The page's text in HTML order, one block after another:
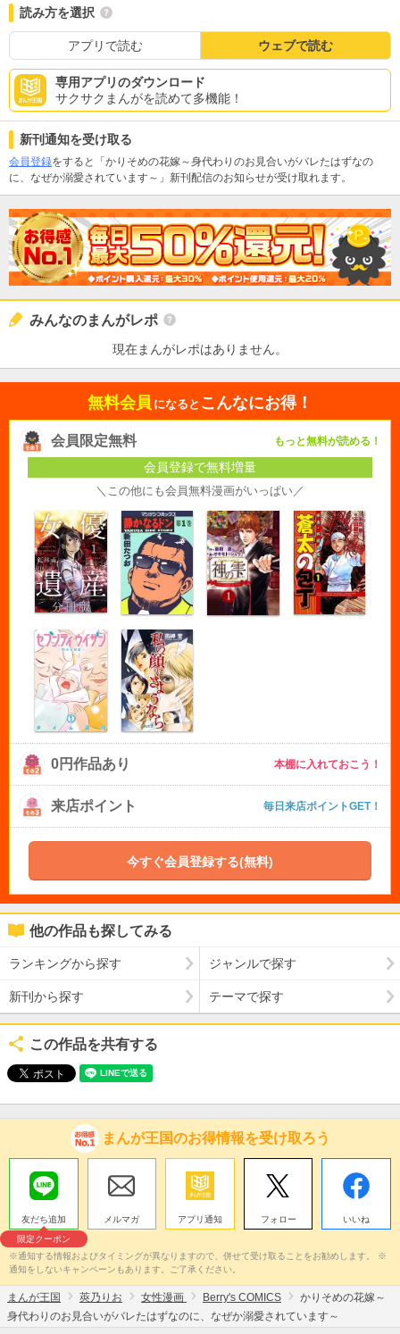
読み方を選択
アプリで読む ウェブで読む
専用アプリのダウンロード
サクサクまんがを読めて多機能！
新刊通知を受け取る
会員登録をすると「かりそめの花嫁～身代わりのお見合いがバレたはずなの
に、なぜか溺愛されています～」新刊配信のお知らせが受け取れます。
みんなのまんがレポ
現在まんがレポはありません。
無料会員 になると こんなにお得！
会員限定無料 もっと無料が読める！
会員登録で無料増量
＼この他にも会員無料漫画がいっぱい／
0円作品あり 本棚に入れておこう！
来店ポイント 毎日来店ポイントGET！
今すぐ会員登録する(無料)
他の作品も探してみる
ランキングから探す ジャンルで探す
新刊から探す テーマで探す
この作品を共有する
まんが王国のお得情報を受け取ろう
友だち追加
限定クーポン
メルマガ アプリ通知 フォロー いいね
※通知する情報およびタイミングが異なりますので、併せて受け取ることをお勧めします。 ※
通知をしないキャンペーンもあります。ご了承ください。
まんが王国 莢乃りお 女性漫画 Berry's COMICS
かりそめの花嫁～
身代わりのお見合いがバレたはずなのに、なぜか溺愛されています～